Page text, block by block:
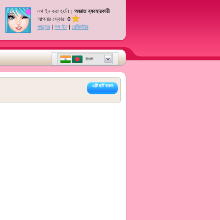
লগ ইন করা হয়নি। অজ্ঞাত ব্যবহারকারী
আপনার স্কোর: 0
পছন্দের | লগ ইন| রেজিস্টার
বাংলা
এটি হার্ট করুন